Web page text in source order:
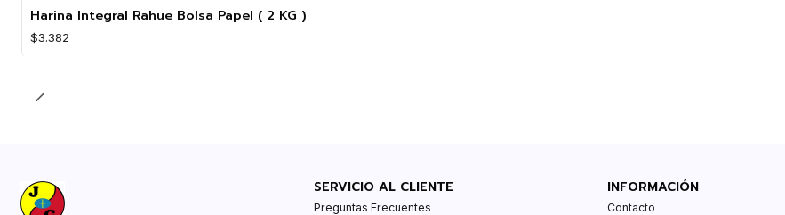
Harina Integral Rahue Bolsa Papel ( 2 KG )
$3.382
SERVICIO AL CLIENTE
Preguntas Frecuentes
INFORMACIÓN
Contacto